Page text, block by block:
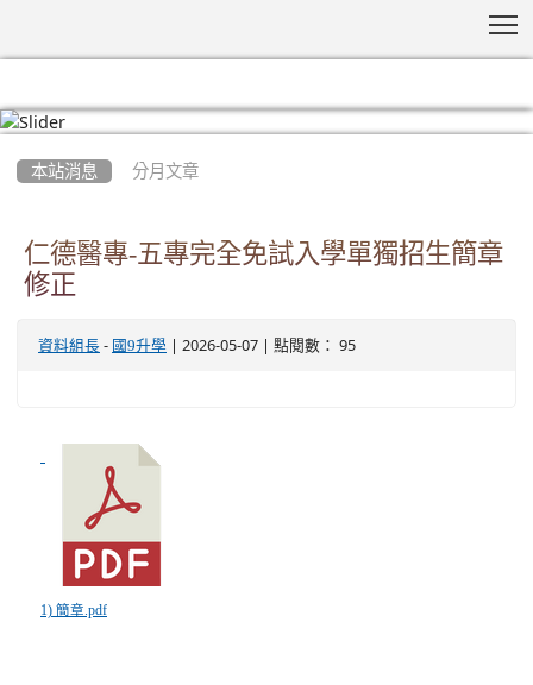
本站消息 分月文章
仁德醫專-五專完全免試入學單獨招生簡章
修正
資料組長 - 國9升學 | 2026-05-07 | 點閱數： 95
1) 簡章.pdf